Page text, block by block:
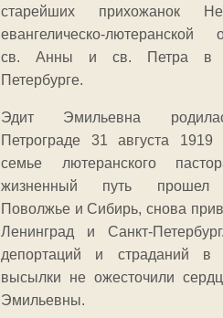
старейших прихожанок
евангелическо-лютеранской
св. Анны и св. Петра в
Петербурге.
Эдит Эмильевна
Петрограде 31 августа 1919
семье лютеранского
жизненный путь прошел
Поволжье и Сибирь, снова
Ленинград и Санкт-
депортаций и страданий в
высылки не ожесточили
Эмильевны.